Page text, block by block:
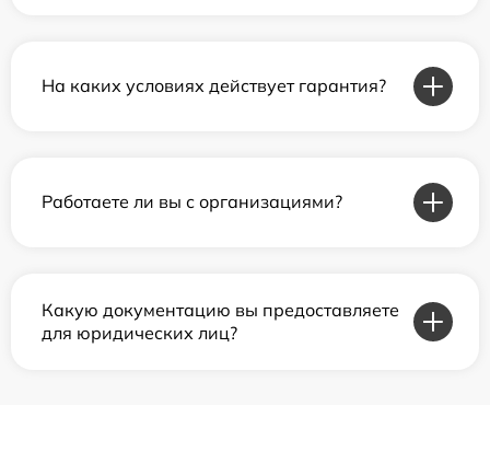
На каких условиях действует гарантия?
Работаете ли вы с организациями?
Какую документацию вы предоставляете
для юридических лиц?